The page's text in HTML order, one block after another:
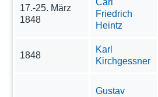
17.-25. März
1848
Carl
Friedrich
Heintz
1848
Karl
Kirchgessner
Gustav